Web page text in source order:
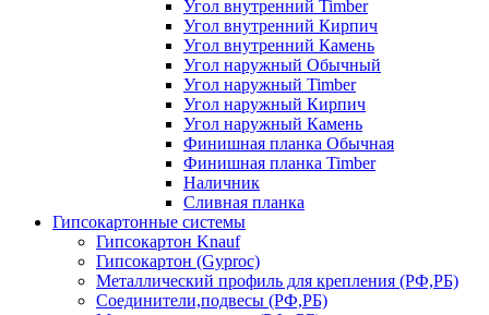
Угол внутренний Timber
Угол внутренний Кирпич
Угол внутренний Камень
Угол наружный Обычный
Угол наружный Timber
Угол наружный Кирпич
Угол наружный Камень
Финишная планка Обычная
Финишная планка Timber
Наличник
Сливная планка
Гипсокартонные системы
Гипсокартон Knauf
Гипсокартон (Gyproc)
Металлический профиль для крепления (РФ,РБ)
Соединители,подвесы (РФ,РБ)